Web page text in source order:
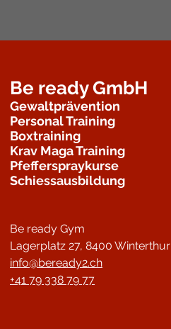
Be ready GmbH
Gewaltprävention
Personal Training
Boxtraining
Krav Maga Training
Pfefferspraykurse
Schiessausbildung
Be ready Gym
Lagerplatz 27, 8400 Winterthur
info@beready2.ch
+41 79 338 79 77